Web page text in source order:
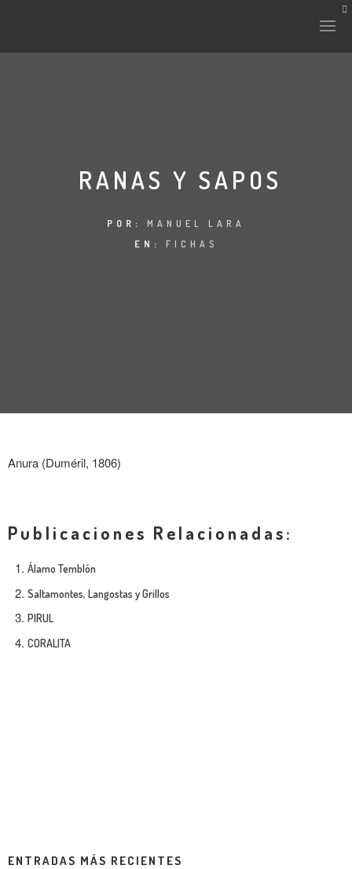
INTERVENCIONES
EVENTOS
COLABORADORES
RANAS Y SAPOS
POR: MANUEL LARA
EN: FICHAS
Anura (Duméril, 1806)
Publicaciones Relacionadas:
Álamo Temblón
Saltamontes, Langostas y Grillos
PIRUL
CORALITA
ENTRADAS MÁS RECIENTES